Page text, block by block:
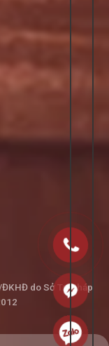
do Sở Tư Pháp